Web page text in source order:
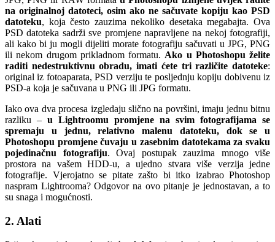
na originalnoj datoteci, osim ako ne sačuvate kopiju kao PSD
datoteku, koja često zauzima nekoliko desetaka megabajta. Ova
PSD datoteka sadrži sve promjene napravljene na nekoj fotografiji,
ali kako bi ju mogli dijeliti morate fotografiju sačuvati u JPG, PNG
ili nekom drugom prikladnom formatu. Ako u Photoshopu želite
raditi nedestruktivnu obradu, imati ćete tri različite datoteke:
original iz fotoaparata, PSD verziju te posljednju kopiju dobivenu iz
PSD-a koja je sačuvana u PNG ili JPG formatu.
Iako ova dva procesa izgledaju slično na površini, imaju jednu bitnu
razliku – u Lightroomu promjene na svim fotografijama se
spremaju u jednu, relativno malenu datoteku, dok se u
Photoshopu promjene čuvaju u zasebnim datotekama za svaku
pojedinačnu fotografiju. Ovaj postupak zauzima mnogo više
prostora na vašem HDD-u, a ujedno stvara više verzija jedne
fotografije. Vjerojatno se pitate zašto bi itko izabrao Photoshop
naspram Lightrooma? Odgovor na ovo pitanje je jednostavan, a to
su snaga i mogućnosti.
2. Alati